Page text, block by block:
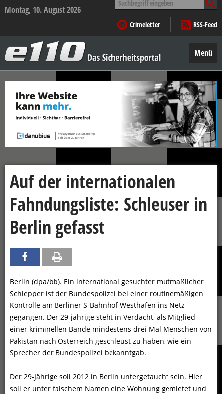
Montag, 10. August 2026
nach:
Crimeletter
RSS-Feed
–
Das
Sicherheitsportal
Menü
Zum
Inhalt
springen
Auf der internationalen
Fahndungsliste: Schleuser in
Berlin gefasst
Berlin (dpa/bb). Ein international gesuchter mutmaßlicher
Schlepper ist der Bundespolizei bei einer routinemäßigen
Kontrolle am Berliner S-Bahnhof Westhafen ins Netz
gegangen. Der 29-jährige steht in Verdacht, als Mitglied
einer kriminellen Bande mindestens drei Mal Menschen von
Pakistan nach Österreich geschleust zu haben, wie ein
Sprecher der Bundespolizei bekanntgab.
Der 29-Jährige soll 2012 in Berlin untergetaucht sein. Hier
soll er unter falschem Namen eine Wohnung gemietet und